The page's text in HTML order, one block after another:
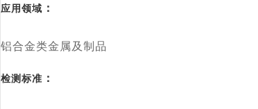
应用领域 ：
铝合金类金属及制品
检测标准 ：